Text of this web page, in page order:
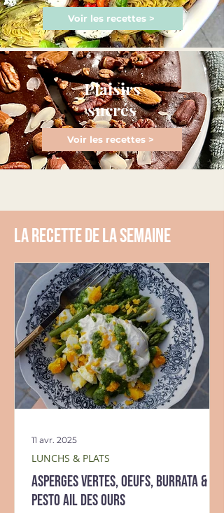
Voir les recettes >
Plaisirs
sucrés
Voir les recettes >
La recette de la semaine
Asperges vertes, oeufs, burrata &
pesto ail des ours
LUNCHS & PLATS
11 avr. 2025